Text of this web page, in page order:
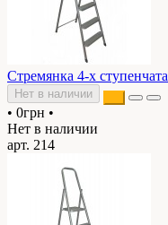
Стремянка 4-х
Нет в наличии
• 0грн •
Нет в наличии
арт. 214